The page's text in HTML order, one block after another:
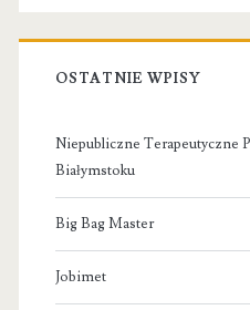
OSTATNIE WPISY
Niepubliczne Terapeutyczne
Białymstoku
Big Bag Master
Jobimet